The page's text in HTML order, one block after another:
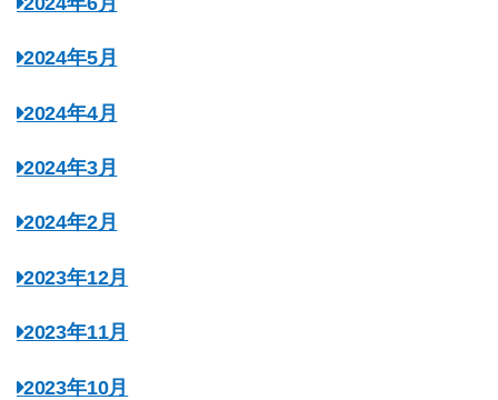
2024年5月
2024年4月
2024年3月
2024年2月
2023年12月
2023年11月
2023年10月